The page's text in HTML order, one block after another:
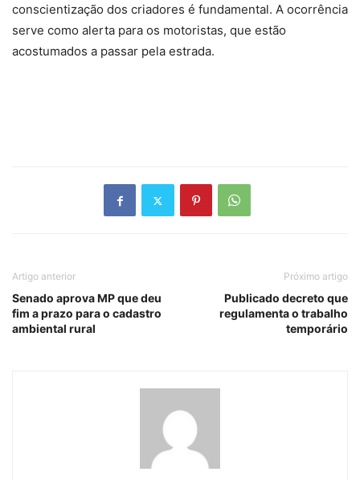
conscientização dos criadores é fundamental. A ocorrência
serve como alerta para os motoristas, que estão
acostumados a passar pela estrada.
Artigo anterior
Senado aprova MP que deu
fim a prazo para o cadastro
ambiental rural
Próximo artigo
Publicado decreto que
regulamenta o trabalho
temporário